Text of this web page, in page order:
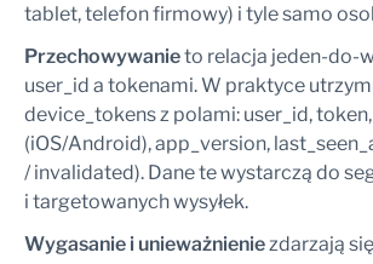
tablet, telefon firmowy) i tyle samo
Przechowywanieto relacja jeden-do-
user_id a tokenami. W praktyce
device_tokens z polami: user_id,
(iOS/Android), app_version,
/ invalidated). Dane te wystarczą do
i targetowanych wysyłek.
Wygasanie i unieważnienie zdarzają